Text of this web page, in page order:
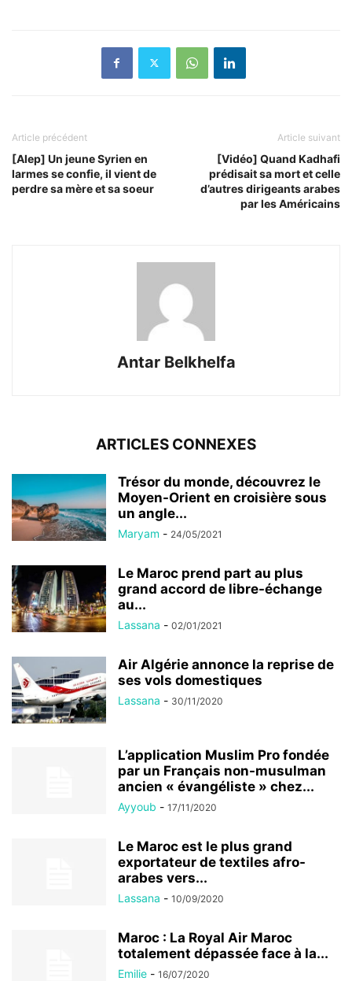
Article précédent
[Alep] Un jeune Syrien en
larmes se confie, il vient de
perdre sa mère et sa soeur
Article suivant
[Vidéo] Quand Kadhafi
prédisait sa mort et celle
d’autres dirigeants arabes
par les Américains
Antar Belkhelfa
ARTICLES CONNEXES
Trésor du monde, découvrez le
Moyen-Orient en croisière sous
un angle...
Maryam - 24/05/2021
Le Maroc prend part au plus
grand accord de libre-échange
au...
Lassana - 02/01/2021
Air Algérie annonce la reprise de
ses vols domestiques
Lassana - 30/11/2020
L’application Muslim Pro fondée
par un Français non-musulman
ancien « évangéliste » chez...
Ayyoub - 17/11/2020
Le Maroc est le plus grand
exportateur de textiles afro-
arabes vers...
Lassana - 10/09/2020
Maroc : La Royal Air Maroc
totalement dépassée face à la...
Emilie - 16/07/2020